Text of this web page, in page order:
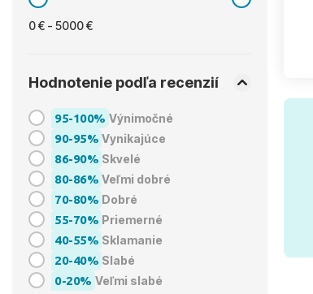
0 € - 5000 €
Hodnotenie podľa recenzií
95-100% Výnimočné
90-95% Vynikajúce
86-90% Skvelé
80-86% Veľmi dobré
70-80% Dobré
55-70% Priemerné
40-55% Sklamanie
20-40% Slabé
0-20% Veľmi slabé